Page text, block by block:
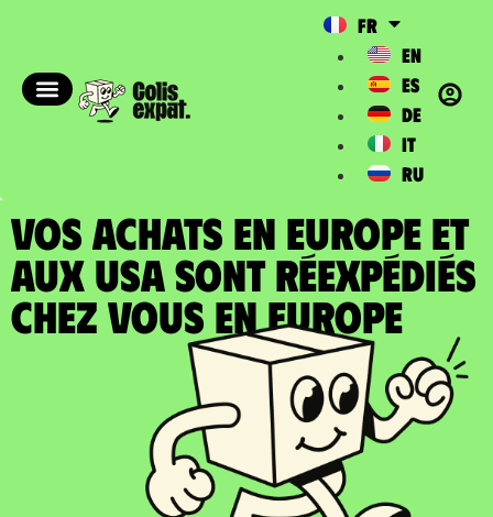
FR
EN
ES
DE
IT
RU
VOS ACHATS EN EUROPE ET
AUX USA SONT RÉEXPÉDIÉS
chez vous en Europe